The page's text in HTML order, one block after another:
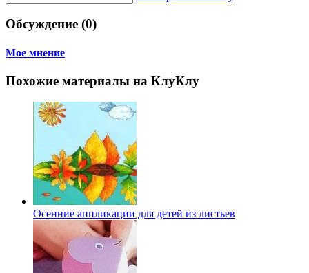
Обсуждение (0)
Мое мнение
Похожие материалы на КлуКлу
Осенние аппликации для детей из листьев